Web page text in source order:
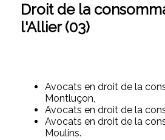
Droit de la
l'Allier (03)
Avocats en droit de la
Montluçon,
Avocats en droit de la
Avocats en droit de la
Moulins.